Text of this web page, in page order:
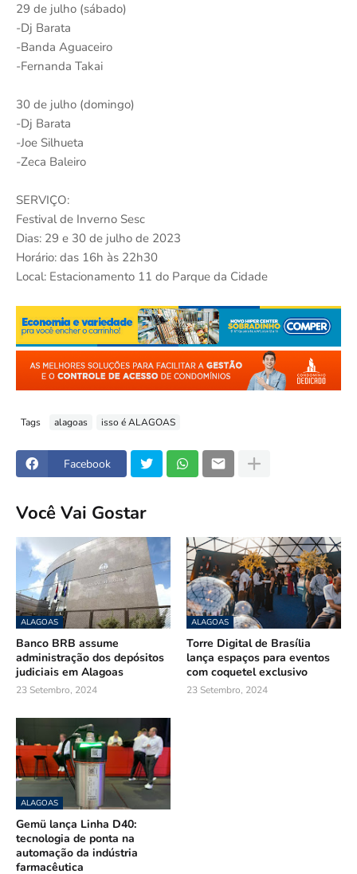
29 de julho (sábado)
-Dj Barata
-Banda Aguaceiro
-Fernanda Takai
30 de julho (domingo)
-Dj Barata
-Joe Silhueta
-Zeca Baleiro
SERVIÇO:
Festival de Inverno Sesc
Dias: 29 e 30 de julho de 2023
Horário: das 16h às 22h30
Local: Estacionamento 11 do Parque da Cidade
Tags alagoas isso é ALAGOAS
Facebook
Você Vai Gostar
ALAGOAS
Banco BRB assume
administração dos depósitos
judiciais em Alagoas
23 Setembro, 2024
ALAGOAS
Torre Digital de Brasília
lança espaços para eventos
com coquetel exclusivo
23 Setembro, 2024
ALAGOAS
Gemü lança Linha D40:
tecnologia de ponta na
automação da indústria
farmacêutica